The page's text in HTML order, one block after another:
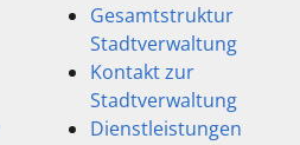
Gesamtstruktur
Stadtverwaltung
Kontakt zur
Stadtverwaltung
Dienstleistungen